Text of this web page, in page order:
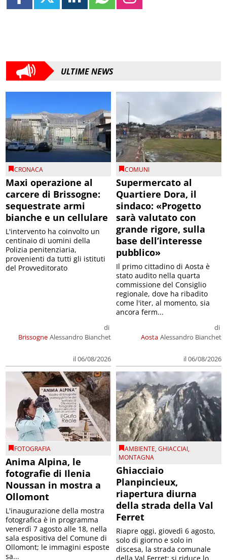
ULTIME NEWS
CRONACA
Maxi operazione al
carcere di Brissogne:
sequestrate armi
bianche e un cellulare
Brissogne
di
Alessandro Bianchet
il 06/08/2026
L'intervento ha coinvolto un
centinaio di uomini della
Polizia penitenziaria,
provenienti da tutti gli istituti
del Provveditorato
COMUNI
Supermercato al
Quartiere Dora, il
sindaco: «Progetto
sarà valutato con
grande rigore, sulla
base dell’interesse
pubblico»
Aosta
di
Alessandro Bianchet
il 06/08/2026
Il primo cittadino di Aosta è
stato audito nella quarta
commissione del Consiglio
regionale, dove ha ribadito
come l'iter, al momento, sia
ancora ferm...
FOTOGRAFIA
Anima Alpina, le
fotografie di Ilenia
Noussan in mostra a
Ollomont
L'inaugurazione della mostra
fotografica è in programma
venerdì 7 agosto alle 18, nella
sala espositiva del Comune di
Ollomont; le immagini esposte
sa...
AMBIENTE,GHIACCIAI,
MONTAGNA
Ghiacciaio
Planpincieux,
riapertura diurna
della strada della Val
Ferret
Riapre oggi, giovedì 6 agosto,
solo di giorno e solo in
discesa, la strada comunale